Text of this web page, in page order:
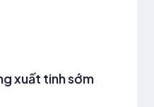
xuất tinh sớm